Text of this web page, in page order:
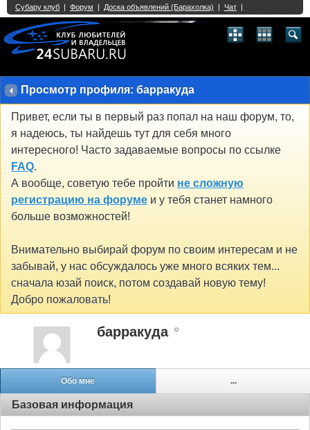
Просмотр профиля: барракуда
Привет, если ты в первый раз попал на наш форум, то,
я надеюсь, ты найдешь тут для себя много
интересного! Часто задаваемые вопросы по ссылке
FAQ.
А вообще, советую тебе пройти не сложную
регистрацию на форуме и у тебя станет намного
больше возможностей!
Внимательно выбирай форум по своим интересам и не
забывай, у нас обсуждалось уже много всяких тем...
сначала юзай поиск, потом создавай новую тему!
Добро пожаловать!
барракуда
Обо мне ...
Базовая информация
Single Sign On provided byvBSSO
2 3 4 5 6 7 8 9 10 11 12 13 21 22 23 24 25 26
27 28 29 30 31 32 33 40 41 42 43